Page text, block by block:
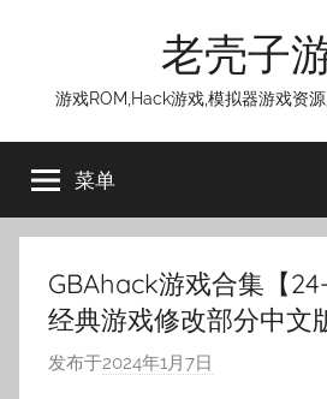
老壳子
游戏ROM,Hack游戏,模拟器游戏资
菜单
GBAhack游戏合集【
经典游戏修改部分中文
发布于2024年1月7日